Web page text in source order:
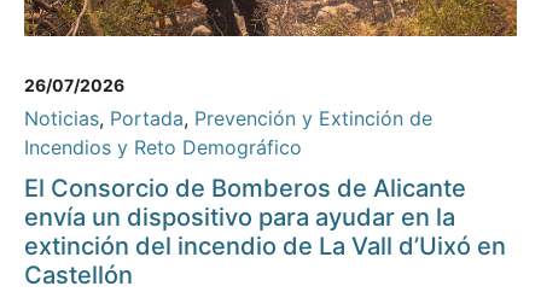
26/07/2026
Noticias, Portada, Prevención y Extinción de
Incendios y Reto Demográfico
El Consorcio de Bomberos de Alicante
envía un dispositivo para ayudar en la
extinción del incendio de La Vall d’Uixó en
Castellón